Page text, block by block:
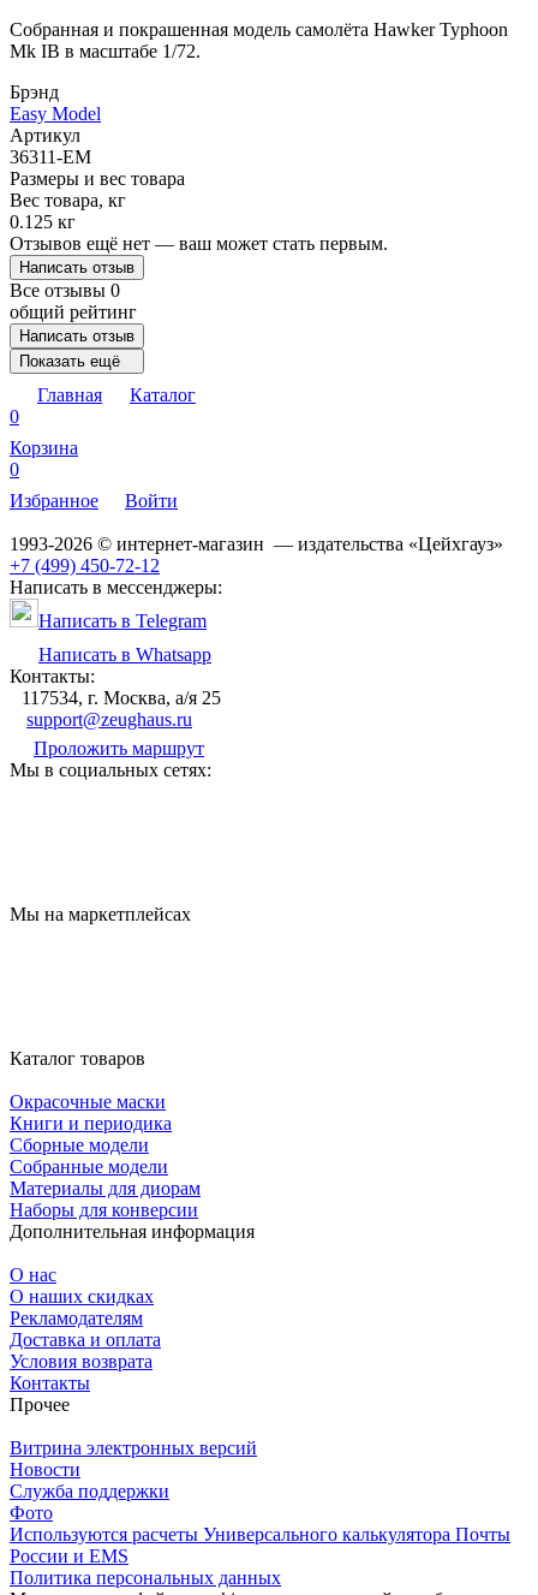
Собранная и покрашенная модель самолёта Hawker Typhoon
Mk IB в масштабе 1/72.
Брэнд
Easy Model
Артикул
36311-EM
Размеры и вес товара
Вес товара, кг
0.125 кг
Отзывов ещё нет — ваш может стать первым.
Написать отзыв
Все отзывы 0
общий рейтинг
Написать отзыв
Показать ещё
Главная
Каталог
0
Корзина
0
Избранное
Войти
1993-2026 © интернет-магазин — издательства «Цейхгауз»
+7 (499) 450-72-12
Написать в мессенджеры:
Написать в Telegram
Написать в Whatsapp
Контакты:
117534, г. Москва, а/я 25
support@zeughaus.ru
Проложить маршрут
Мы в социальных сетях:
Мы на маркетплейсах
Каталог товаров
Окрасочные маски
Книги и периодика
Сборные модели
Собранные модели
Материалы для диорам
Наборы для конверсии
Дополнительная информация
О нас
О наших скидках
Рекламодателям
Доставка и оплата
Условия возврата
Контакты
Прочее
Витрина электронных версий
Новости
Служба поддержки
Фото
Используются расчеты Универсального калькулятора Почты
России и EMS
Политика персональных данных